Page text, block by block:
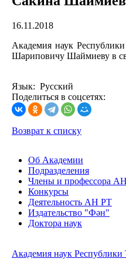
16.11.2018
Академия наук
Шариповичу Шаймиеву в
Язык: Русский
Поделиться в соцсетях:
Возврат к списку
Об Академии
Подразделения
Члены и профессора
Конкурсы
Деятельность АН РТ
Издательство "Фән"
Доктора наук
Академия наук Республики